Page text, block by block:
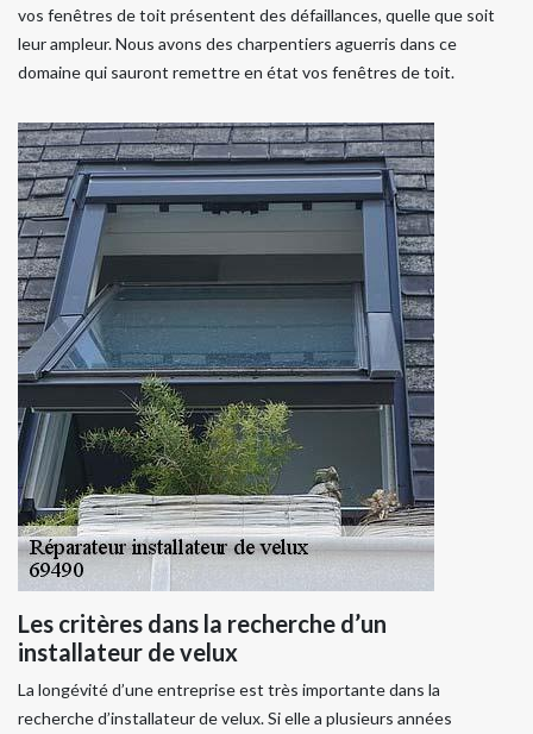
vos fenêtres de toit présentent des défaillances, quelle que soit
leur ampleur. Nous avons des charpentiers aguerris dans ce
domaine qui sauront remettre en état vos fenêtres de toit.
Les critères dans la recherche d’un
installateur de velux
La longévité d’une entreprise est très importante dans la
recherche d’installateur de velux. Si elle a plusieurs années